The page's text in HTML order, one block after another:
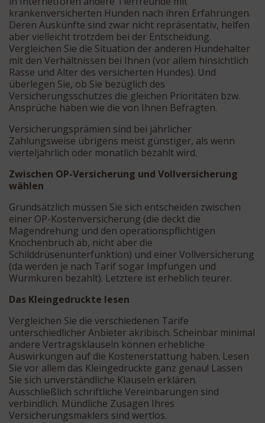
krankenversicherten Hunden nach ihren Erfahrungen.
Deren Auskünfte sind zwar nicht repräsentativ, helfen
aber vielleicht trotzdem bei der Entscheidung.
Vergleichen Sie die Situation der anderen Hundehalter
mit den Verhältnissen bei Ihnen (vor allem hinsichtlich
Rasse und Alter des versicherten Hundes). Und
überlegen Sie, ob Sie bezüglich des
Versicherungsschutzes die gleichen Prioritäten bzw.
Ansprüche haben wie die von Ihnen Befragten.
Versicherungsprämien sind bei jährlicher
Zahlungsweise übrigens meist günstiger, als wenn
vierteljährlich oder monatlich bezahlt wird.
Zwischen OP-Versicherung und Vollversicherung
wählen
Grundsätzlich müssen Sie sich entscheiden zwischen
einer OP-Kostenversicherung (die deckt die
Magendrehung und den operationspflichtigen
Knochenbruch ab, nicht aber die
Schilddrüsenunterfunktion) und einer Vollversicherung
(da werden je nach Tarif sogar Impfungen und
Wurmkuren bezahlt). Letztere ist erheblich teurer.
Das Kleingedruckte lesen
Vergleichen Sie die verschiedenen Tarife
unterschiedlicher Anbieter akribisch. Scheinbar minimal
andere Vertragsklauseln können erhebliche
Auswirkungen auf die Kostenerstattung haben. Lesen
Sie vor allem das Kleingedruckte ganz genau! Lassen
Sie sich unverständliche Klauseln erklären.
Ausschließlich schriftliche Vereinbarungen sind
verbindlich. Mündliche Zusagen Ihres
Versicherungsmaklers sind wertlos.